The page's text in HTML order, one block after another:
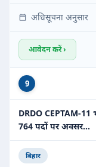
अधिसूचना अनुसार
आवेदन करें ›
9
DRDO CEPTAM-
764 पदों पर अवसर…
बिहार